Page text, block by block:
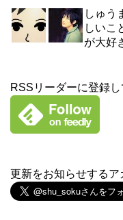
しゅう
しいこ
が大好
RSSリーダーに登録し
更新をお知らせするア